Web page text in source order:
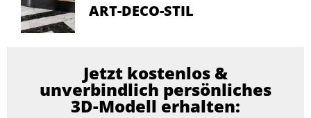
ART-DECO-STIL
Jetzt kostenlos &
unverbindlich persönliches
3D-Modell erhalten: